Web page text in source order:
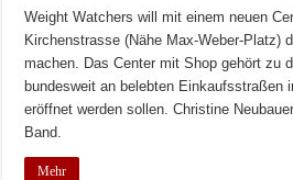
Weight Watchers will mit einem neuen
Kirchenstrasse (Nähe Max-Weber-Platz)
machen. Das Center mit Shop gehört zu
bundesweit an belebten Einkaufsstraßen
eröffnet werden sollen. Christine
Band.
Mehr